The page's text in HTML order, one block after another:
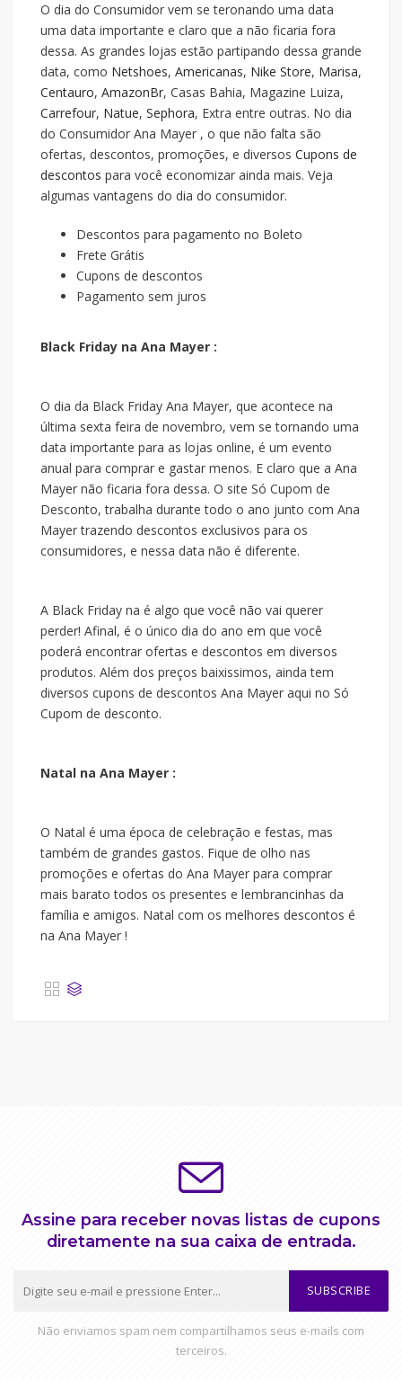
O dia do Consumidor vem se teronando uma data
uma data importante e claro que a não ficaria fora
dessa. As grandes lojas estão partipando dessa grande
data, como Netshoes, Americanas, Nike Store, Marisa,
Centauro, AmazonBr, Casas Bahia, Magazine Luiza,
Carrefour, Natue, Sephora, Extra entre outras. No dia
do Consumidor Ana Mayer , o que não falta são
ofertas, descontos, promoções, e diversos Cupons de
descontos para você economizar ainda mais. Veja
algumas vantagens do dia do consumidor.
Descontos para pagamento no Boleto
Frete Grátis
Cupons de descontos
Pagamento sem juros
Black Friday na Ana Mayer :
O dia da Black Friday Ana Mayer, que acontece na
última sexta feira de novembro, vem se tornando uma
data importante para as lojas online, é um evento
anual para comprar e gastar menos. E claro que a Ana
Mayer não ficaria fora dessa. O site Só Cupom de
Desconto, trabalha durante todo o ano junto com Ana
Mayer trazendo descontos exclusivos para os
consumidores, e nessa data não é diferente.
A Black Friday na é algo que você não vai querer
perder! Afinal, é o único dia do ano em que você
poderá encontrar ofertas e descontos em diversos
produtos. Além dos preços baixissimos, ainda tem
diversos cupons de descontos Ana Mayer aqui no Só
Cupom de desconto.
Natal na Ana Mayer :
O Natal é uma época de celebração e festas, mas
também de grandes gastos. Fique de olho nas
promoções e ofertas do Ana Mayer para comprar
mais barato todos os presentes e lembrancinhas da
família e amigos. Natal com os melhores descontos é
na Ana Mayer !
Assine para receber novas listas de cupons
diretamente na sua caixa de entrada.
SUBSCRIBE
Não enviamos spam nem compartilhamos seus e-mails com
terceiros.